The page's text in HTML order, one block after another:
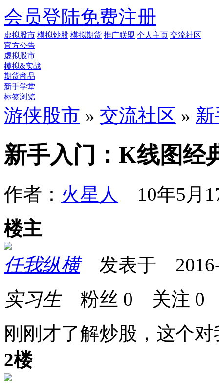
会员登陆免费注册
虚拟股市 模拟炒股 模拟期货 推广联盟 个人主页 交流社区
官方公告
虚拟股市
模拟&实战
期货商品
新手学堂
标签浏览
游侠股市 » 交流社区 »
新手入门：K线图经
作者： 火星人
10年5月
楼主
任我纵横发表于 2016-
实习生粉丝 0 关注 0
刚刚才了解炒股，这个
2楼